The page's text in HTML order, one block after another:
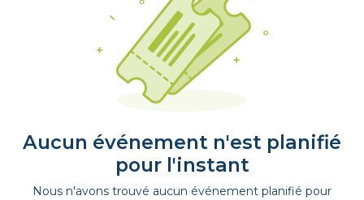
Aucun événement n'est planifié
pour l'instant
Nous n'avons trouvé aucun événement planifié pour